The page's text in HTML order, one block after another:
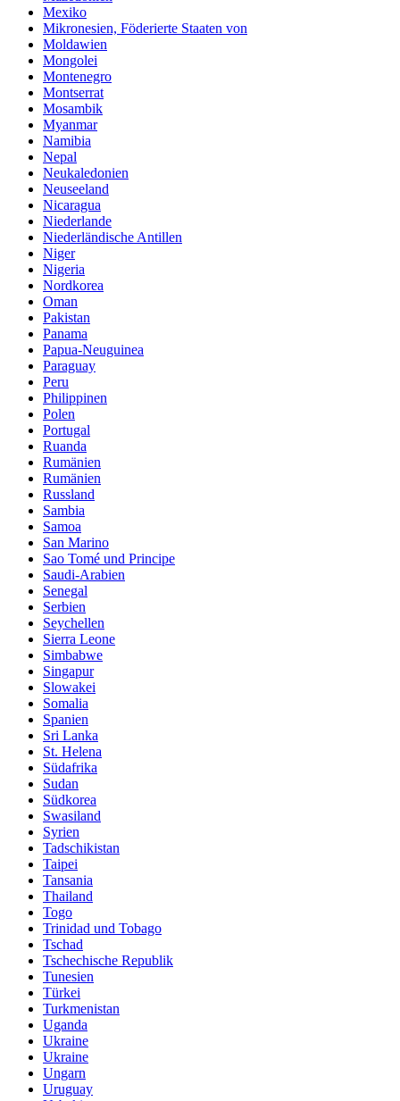
Mexiko
Mikronesien, Föderierte Staaten von
Moldawien
Mongolei
Montenegro
Montserrat
Mosambik
Myanmar
Namibia
Nepal
Neukaledonien
Neuseeland
Nicaragua
Niederlande
Niederländische Antillen
Niger
Nigeria
Nordkorea
Oman
Pakistan
Panama
Papua-Neuguinea
Paraguay
Peru
Philippinen
Polen
Portugal
Ruanda
Rumänien
Rumänien
Russland
Sambia
Samoa
San Marino
Sao Tomé und Principe
Saudi-Arabien
Senegal
Serbien
Seychellen
Sierra Leone
Simbabwe
Singapur
Slowakei
Somalia
Spanien
Sri Lanka
St. Helena
Südafrika
Sudan
Südkorea
Swasiland
Syrien
Tadschikistan
Taipei
Tansania
Thailand
Togo
Trinidad und Tobago
Tschad
Tschechische Republik
Tunesien
Türkei
Turkmenistan
Uganda
Ukraine
Ukraine
Ungarn
Uruguay